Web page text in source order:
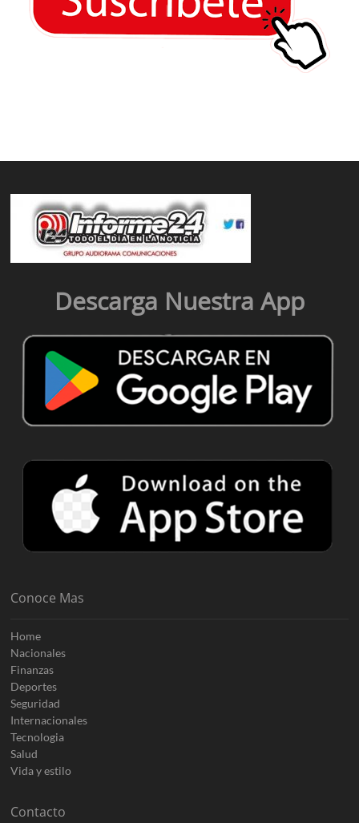
Descarga Nuestra App
Conoce Mas
Home
Nacionales
Finanzas
Deportes
Seguridad
Internacionales
Tecnologia
Salud
Vida y estilo
Contacto